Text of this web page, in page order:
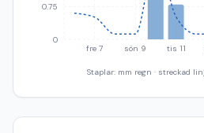
fre 7 sön 9 tis 11
0
0.75
Staplar: mm regn · streckad